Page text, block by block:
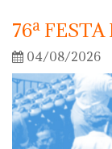
76ª
04/08/2026